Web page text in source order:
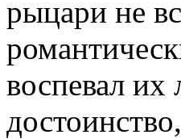
рыцари не
воспевал их